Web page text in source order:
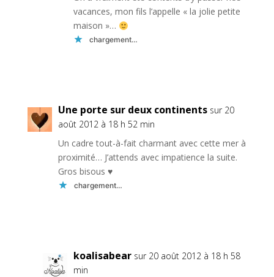
vacances, mon fils l’appelle « la jolie petite
maison »…
chargement…
Une porte sur deux continents sur 20
août 2012 à 18 h 52 min
Un cadre tout-à-fait charmant avec cette mer à
proximité… J’attends avec impatience la suite.
Gros bisous ♥
chargement…
koalisabear sur 20 août 2012 à 18 h 58
min